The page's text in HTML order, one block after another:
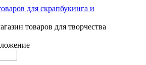
товаров для творчества